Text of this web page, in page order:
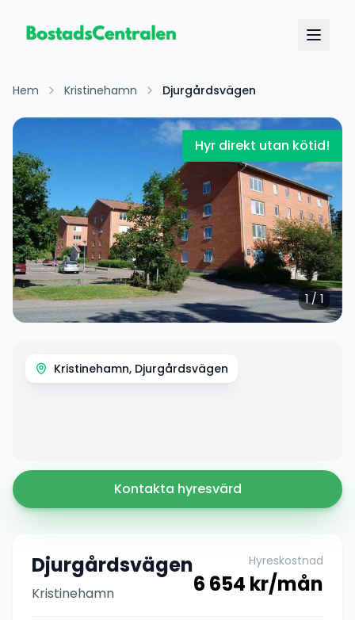
Hem Kristinehamn Djurgårdsvägen
Hyr direkt utan kötid!
1/ 1
Kristinehamn, Djurgårdsvägen
Kontakta hyresvärd
Djurgårdsvägen
Kristinehamn
Hyreskostnad
6 654 kr/mån